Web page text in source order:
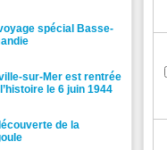
spécial Basse-
sur-Mer est rentrée
le 6 juin 1944
de la